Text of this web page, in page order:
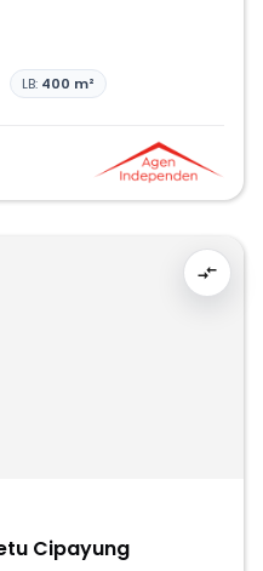
LB: 400 m²
Cipayung